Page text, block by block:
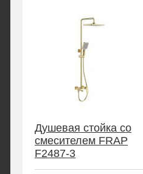
Душевая стойка со
смесителем FRAP
F2487-3